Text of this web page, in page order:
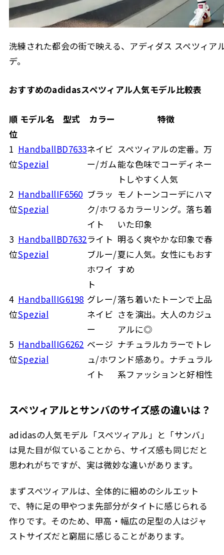
洗練された都会の街で映える、アディダス スペツィ
デ。
おすすめのadidasスペツィアル人気モデル比較表
順
位
モデル名 型式 カラー 特徴
1
位
Handball
Spezial
BD7633ネイビ
ー/ガム
スペツィアルの定番。万
能な色味でコーディネー
トしやすく人気
2
位
Handball
Spezial
IF6560 ブラッ
ク/ホワ
イト
モノトーンコーデにハマ
るカラーリング。落ち着
いた印象
3
位
Handball
Spezial
BD7632ライト
ブルー/
ホワイ
ト
明るく爽やかな印象で春
夏に人気。女性にもおす
すめ
4
位
Handball
Spezial
IG6198 グレー/
ネイビ
ー
落ち着いたトーンで上品
さを演出。大人のカジュ
アルに◎
5
位
Handball
Spezial
IG6262 ベージ
ュ/ホワ
イト
ナチュラルカラーでトレ
ンド感あり。ナチュラル
系ファッションと好相性
スペツィアルとサンバのサイズ感の違いは？
adidasの人気モデル「スペツィアル」と「サンバ」
は見た目が似ていることから、サイズ感も同じだと
思われがちですが、実は微妙な違いがあります。
まずスペツィアルは、全体的に細めのシルエット
で、特に足の甲やつま先部分がタイトに感じられる
作りです。そのため、甲高・幅広の足型の人はジャ
ストサイズだと窮屈に感じることがあります。